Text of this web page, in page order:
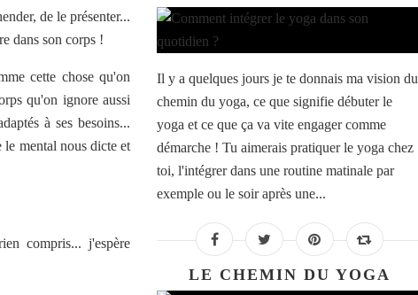
de le présenter...
dans son corps !
cette chose qu'on
qu'on ignore aussi
à ses besoins...
mental nous dicte et
compris... j'espère
Il y a quelques jours je te donnais ma vision du
chemin du yoga, ce que signifie débuter le
yoga et ce que ça va vite engager comme
démarche ! Tu aimerais pratiquer le yoga chez
toi, l'intégrer dans une routine matinale par
exemple ou le soir après une...
LE CHEMIN DU YOGA